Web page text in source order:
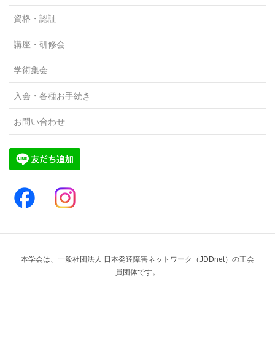
資格・認証
講座・研修会
学術集会
入会・各種お手続き
お問い合わせ
本学会は、一般社団法人 日本発達障害ネットワーク（JDDnet）の正会
員団体です。